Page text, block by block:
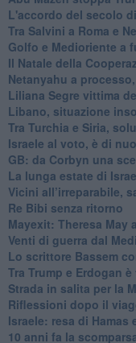
L'accordo del secolo
Tra Salvini a Roma e
Golfo e Medioriente a
Il Natale della
Netanyahu a
Liliana Segre vittima
Libano, situazione
Tra Turchia e Siria,
Israele al voto, è di
GB: da Corbyn una
La lunga estate di
Vicini all’irreparabile,
Re Bibi senza ritorno
Mayexit: Theresa May
Venti di guerra dal
Lo scrittore Bassem
Tra Trump e Erdogan
Strada in salita per la
Riflessioni dopo il
Israele: resa di
10 anni fa la